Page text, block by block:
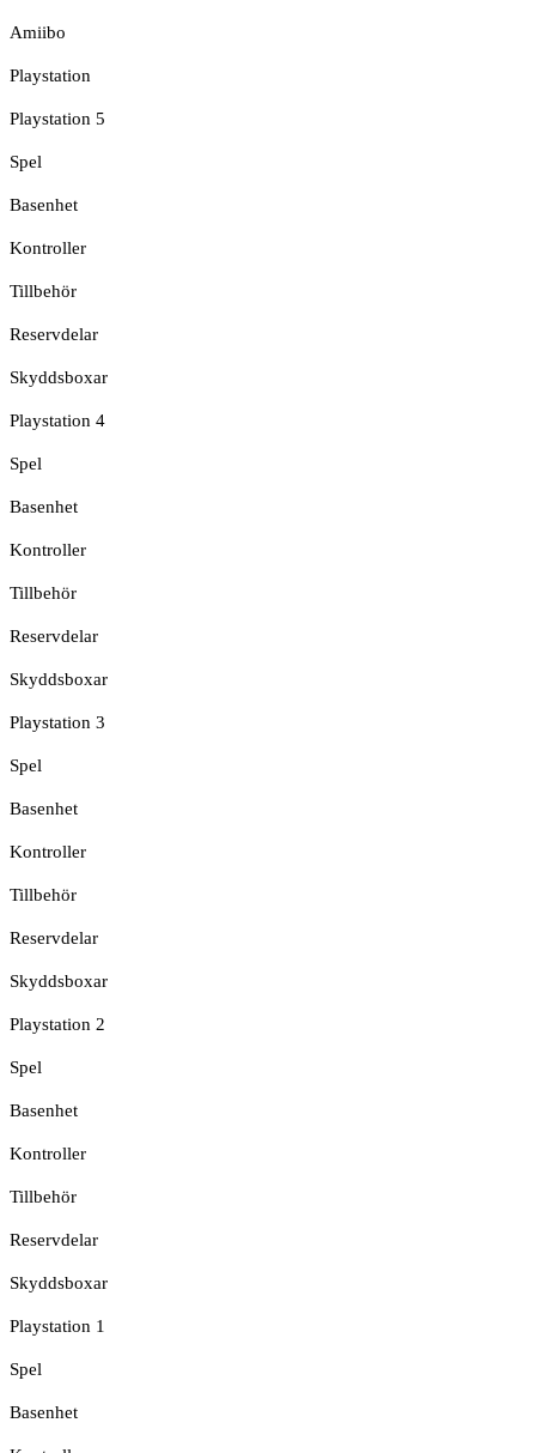
Amiibo
Playstation
Playstation 5
Spel
Basenhet
Kontroller
Tillbehör
Reservdelar
Skyddsboxar
Playstation 4
Spel
Basenhet
Kontroller
Tillbehör
Reservdelar
Skyddsboxar
Playstation 3
Spel
Basenhet
Kontroller
Tillbehör
Reservdelar
Skyddsboxar
Playstation 2
Spel
Basenhet
Kontroller
Tillbehör
Reservdelar
Skyddsboxar
Playstation 1
Spel
Basenhet